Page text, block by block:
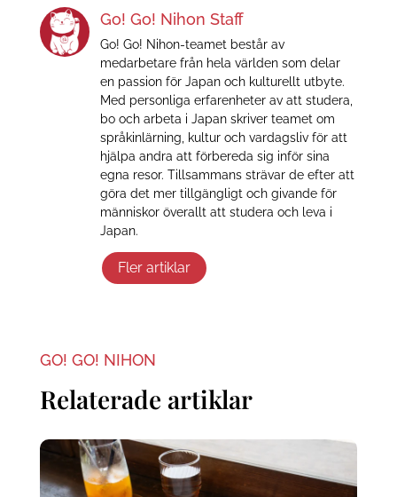
Go! Go! Nihon Staff
Go! Go! Nihon-teamet består av
medarbetare från hela världen som delar
en passion för Japan och kulturellt utbyte.
Med personliga erfarenheter av att studera,
bo och arbeta i Japan skriver teamet om
språkinlärning, kultur och vardagsliv för att
hjälpa andra att förbereda sig inför sina
egna resor. Tillsammans strävar de efter att
göra det mer tillgängligt och givande för
människor överallt att studera och leva i
Japan.
Fler artiklar
GO! GO! NIHON
Relaterade artiklar